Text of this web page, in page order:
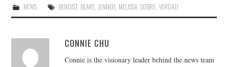
NEWS BENOIST, BLAKE, JENNER, MELISSA, SOBRE, VERDAD
CONNIE CHU
Connie is the visionary leader behind the news team